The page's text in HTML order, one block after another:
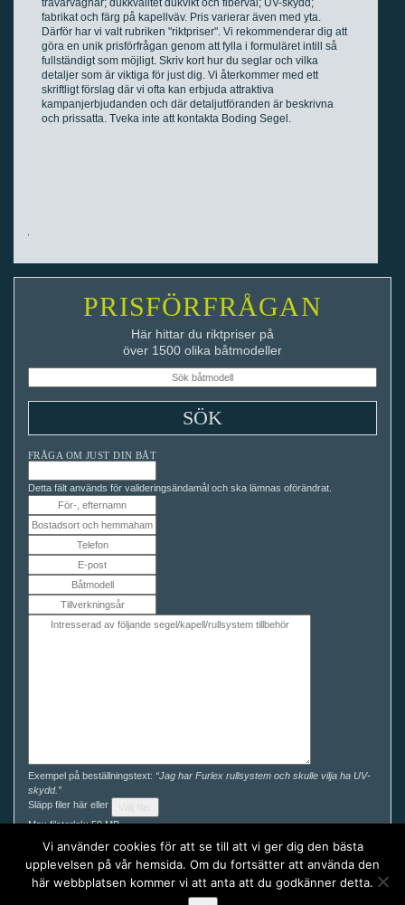
travarvagnar; dukkvalitet dukvikt och fiberval; UV-skydd;
fabrikat och färg på kapellväv. Pris varierar även med yta.
Därför har vi valt rubriken "riktpriser". Vi rekommenderar dig att
göra en unik prisförfrågan genom att fylla i formuläret intill så
fullständigt som möjligt. Skriv kort hur du seglar och vilka
detaljer som är viktiga för just dig. Vi återkommer med ett
skriftligt förslag där vi ofta kan erbjuda attraktiva
kampanjerbjudanden och där detaljutföranden är beskrivna
och prissatta. Tveka inte att kontakta Boding Segel.
PRISFÖRFRÅGAN
Här hittar du riktpriser på
över 1500 olika båtmodeller
FRÅGA OM JUST DIN BÅT
Detta fält används för valideringsändamål och ska lämnas oförändrat.
Exempel på beställningstext: “Jag har Furlex rullsystem och skulle vilja ha UV-
skydd.”
Släpp filer här eller
Max filstorlek: 50 MB.
ett exaktare pris.
Vi använder cookies för att se till att vi ger dig den bästa
upplevelsen på vår hemsida. Om du fortsätter att använda den
här webbplatsen kommer vi att anta att du godkänner detta.